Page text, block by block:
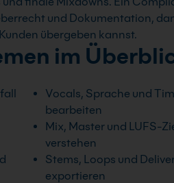
und Dokumentation,
übergeben kannst.
im
Vocals, Sprache und
bearbeiten
Mix, Master und LUFS-
verstehen
Stems, Loops und
exportieren